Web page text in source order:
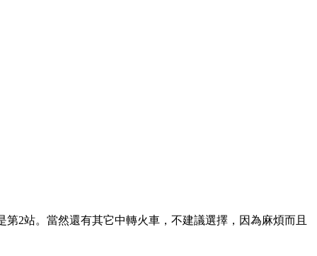
2站。當然還有其它中轉火車，不建議選擇，因為麻煩而且